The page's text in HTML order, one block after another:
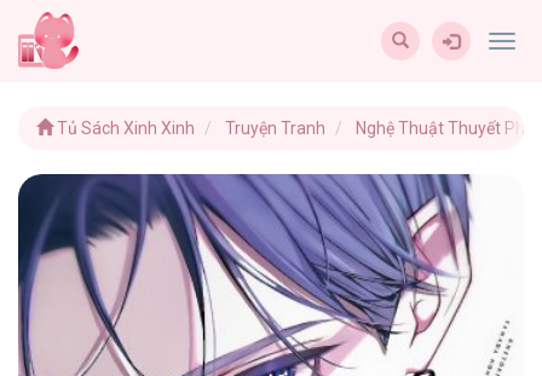
Tủ Sách Xinh Xinh Truyện Tranh Nghệ Thuật Thuyết Phục